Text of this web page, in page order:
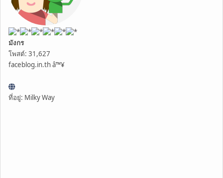
มังกร
โพสต์: 31,627
faceblog.in.th â™¥
ที่อยู่: Milky Way